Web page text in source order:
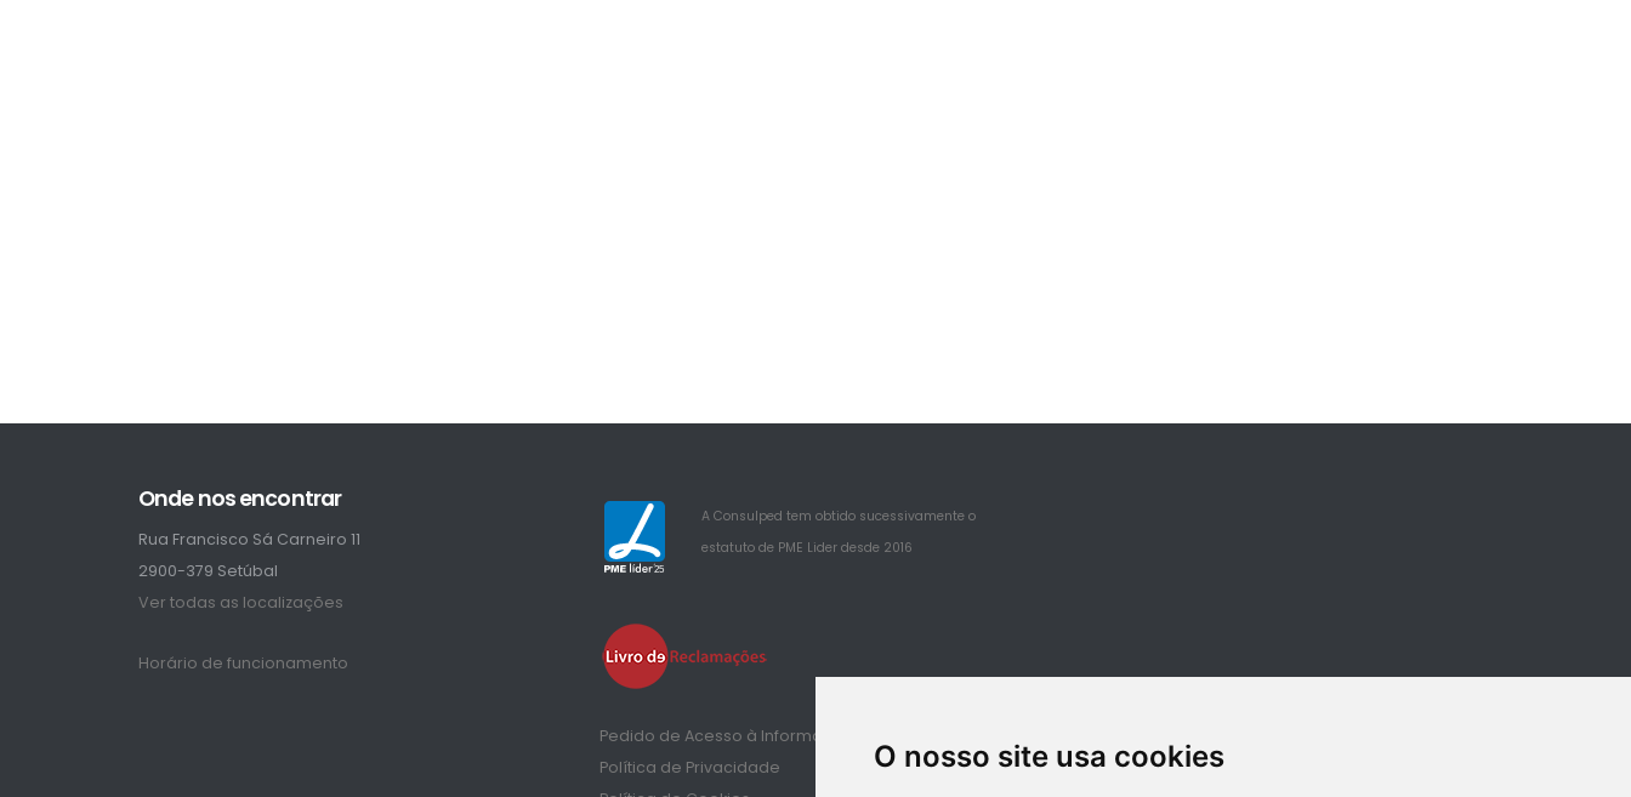
O nosso site usa cookies
Onde nos encontrar
Rua Francisco Sá Carneiro 11
2900-379 Setúbal
Ver todas as localizações
Horário de funcionamento
25
A Consulped tem obtido sucessivamente o
estatuto de PME Lider desde 2016
Pedido de Acesso à Informação de Saúde
Política de Privacidade